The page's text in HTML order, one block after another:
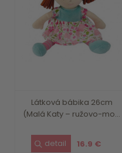
Látková bábika 26cm
(Malá Katy – ružovo-mo...
16.9 €